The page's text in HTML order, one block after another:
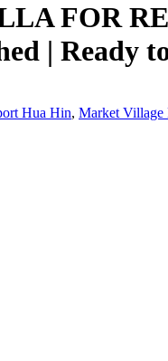
FOR
| Ready
Hua Hin, Market Village